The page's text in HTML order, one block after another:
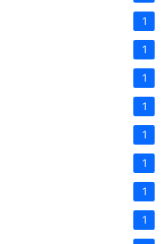
1
1
1
1
1
1
1
1